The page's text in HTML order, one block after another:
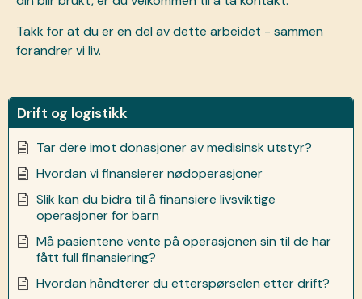
Drift og logistikk
Tar dere imot donasjoner av medisinsk utstyr?
Hvordan vi finansierer nødoperasjoner
Slik kan du bidra til å finansiere livsviktige
operasjoner for barn
Må pasientene vente på operasjonen sin til de har
fått full finansiering?
Hvordan håndterer du etterspørselen etter drift?
Takk for at du er en del av dette arbeidet - sammen
forandrer vi liv.